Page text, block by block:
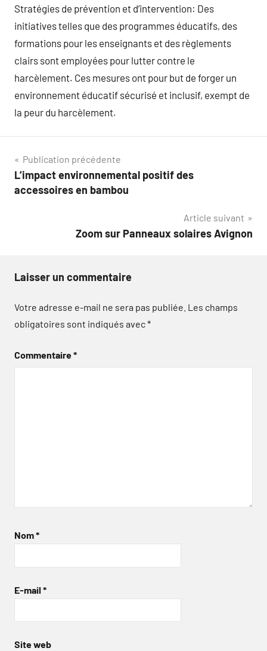
Stratégies de prévention et d’intervention: Des
initiatives telles que des programmes éducatifs, des
formations pour les enseignants et des règlements
clairs sont employées pour lutter contre le
harcèlement. Ces mesures ont pour but de forger un
environnement éducatif sécurisé et inclusif, exempt de
la peur du harcèlement.
Navigation
de
Publication précédente
L’impact environnemental positif des
accessoires en bambou
Article suivant
Zoom sur Panneaux solaires Avignon
Laisser un commentaire
Votre adresse e-mail ne sera pas publiée. Les champs
obligatoires sont indiqués avec*
Commentaire*
Nom*
E-mail *
Site web